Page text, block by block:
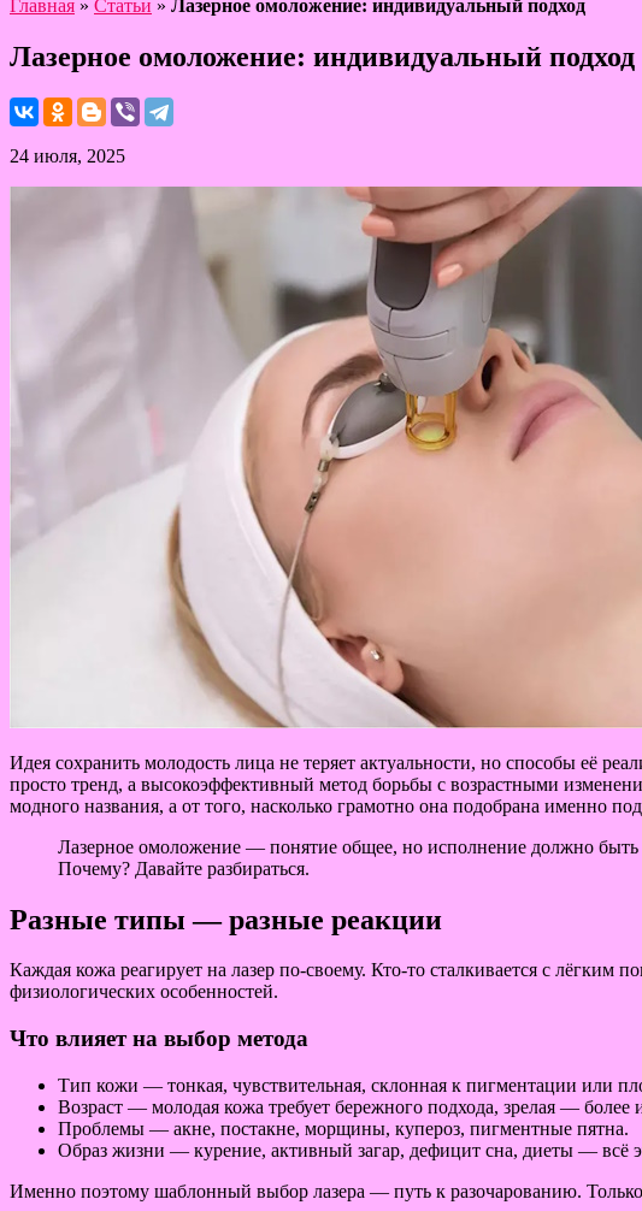
Главная » Статьи » Лазерное омоложение: индивидуальный подход
Лазерное омоложение: индивидуальный подход
24 июля, 2025
Идея сохранить молодость лица не теряет актуальности, но способы её
просто тренд, а высокоэффективный метод борьбы с возрастными
модного названия, а от того, насколько грамотно она подобрана именно
Лазерное омоложение — понятие общее, но исполнение должно
Почему? Давайте разбираться.
Разные типы — разные реакции
Каждая кожа реагирует на лазер по-своему. Кто-то сталкивается с лёгким
физиологических особенностей.
Что влияет на выбор метода
Тип кожи — тонкая, чувствительная, склонная к пигментации или
Возраст — молодая кожа требует бережного подхода, зрелая — более
Проблемы — акне, постакне, морщины, купероз, пигментные пятна.
Образ жизни — курение, активный загар, дефицит сна, диеты — всё
Именно поэтому шаблонный выбор лазера — путь к разочарованию.